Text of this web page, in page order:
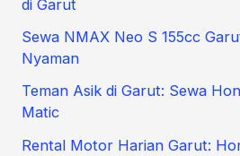
di Garut
Sewa NMAX Neo S 155cc
Nyaman
Teman Asik di Garut: Sewa
Matic
Rental Motor Harian Garut: